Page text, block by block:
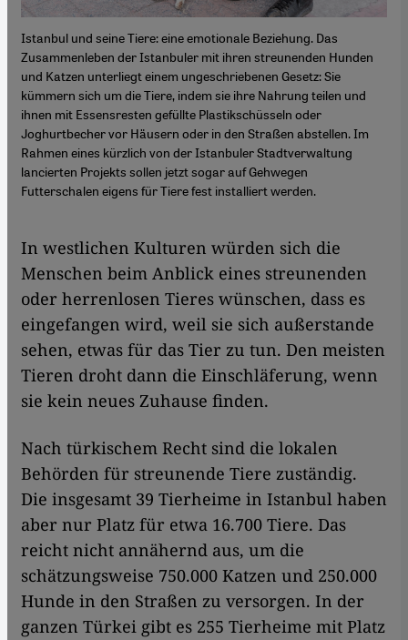
Istanbul und seine Tiere: eine emotionale Beziehung. Das
Zusammenleben der Istanbuler mit ihren streunenden Hunden
und Katzen unterliegt einem ungeschriebenen Gesetz: Sie
kümmern sich um die Tiere, indem sie ihre Nahrung teilen und
ihnen mit Essensresten gefüllte Plastikschüsseln oder
Joghurtbecher vor Häusern oder in den Straßen abstellen. Im
Rahmen eines kürzlich von der Istanbuler Stadtverwaltung
lancierten Projekts sollen jetzt sogar auf Gehwegen
Futterschalen eigens für Tiere fest installiert werden.
In westlichen Kulturen würden sich die
Menschen beim Anblick eines streunenden
oder herrenlosen Tieres wünschen, dass es
eingefangen wird, weil sie sich außerstande
sehen, etwas für das Tier zu tun. Den meisten
Tieren droht dann die Einschläferung, wenn
sie kein neues Zuhause finden.
Nach türkischem Recht sind die lokalen
Behörden für streunende Tiere zuständig.
Die insgesamt 39 Tierheime in Istanbul haben
aber nur Platz für etwa 16.700 Tiere. Das
reicht nicht annähernd aus, um die
schätzungsweise 750.000 Katzen und 250.000
Hunde in den Straßen zu versorgen. In der
ganzen Türkei gibt es 255 Tierheime mit Platz